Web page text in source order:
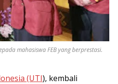
mahasiswa FEB yang berprestasi.
(UTI), kembali